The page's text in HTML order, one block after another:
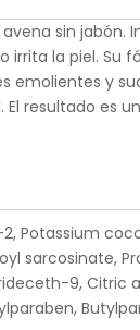
sin jabón.
irrita la piel. Su
emolientes y
El resultado es
Potassium
sarcosinate,
9, Citric